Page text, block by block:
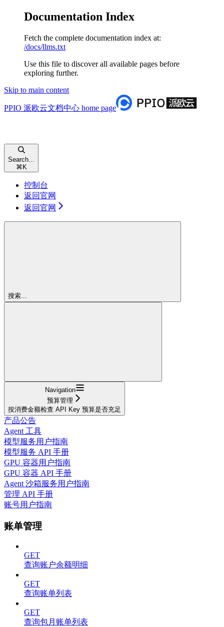
Documentation Index
Fetch the complete documentation index at:
/docs/llms.txt
Use this file to discover all available pages before
exploring further.
Skip to main content
PPIO 派欧云文档中心 home page
Search...
⌘ K
控制台
返回官网
返回官网
搜索...
Navigation
预算管理
按消费金额检查 API Key 预算是否充足
产品公告
Agent 工具
模型服务用户指南
模型服务 API 手册
GPU 容器用户指南
GPU 容器 API 手册
Agent 沙箱服务用户指南
管理 API 手册
账号用户指南
账单管理
GET
查询账户余额明细
GET
查询账单列表
GET
查询包月账单列表